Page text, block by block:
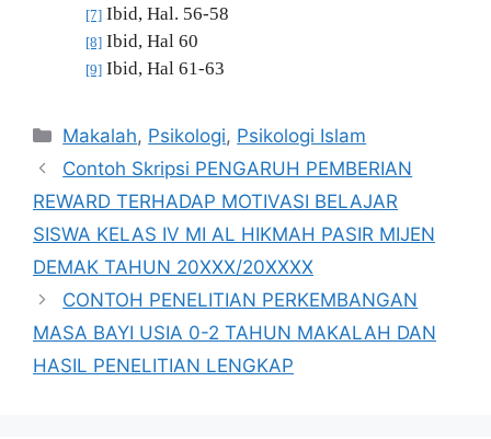
[7] Ibid, Hal. 56-58
[8] Ibid, Hal 60
[9] Ibid, Hal 61-63
Kategori
Makalah, Psikologi, Psikologi Islam
Contoh Skripsi PENGARUH PEMBERIAN
REWARD TERHADAP MOTIVASI BELAJAR
SISWA KELAS IV MI AL HIKMAH PASIR MIJEN
DEMAK TAHUN 20XXX/20XXXX
CONTOH PENELITIAN PERKEMBANGAN
MASA BAYI USIA 0-2 TAHUN MAKALAH DAN
HASIL PENELITIAN LENGKAP